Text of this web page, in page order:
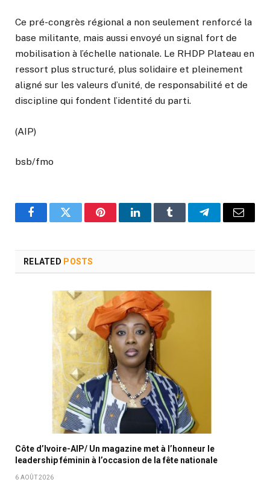
Ce pré-congrès régional a non seulement renforcé la
base militante, mais aussi envoyé un signal fort de
mobilisation à l’échelle nationale. Le RHDP Plateau en
ressort plus structuré, plus solidaire et pleinement
aligné sur les valeurs d’unité, de responsabilité et de
discipline qui fondent l’identité du parti.
(AIP)
bsb/fmo
FacebookTwitter PinterestLinkedInTumblr TelegramEmail
RELATED POSTS
Côte d’Ivoire-AIP/ Un magazine met à l’honneur le
leadership féminin à l’occasion de la fête nationale
6 AOÛT 2026